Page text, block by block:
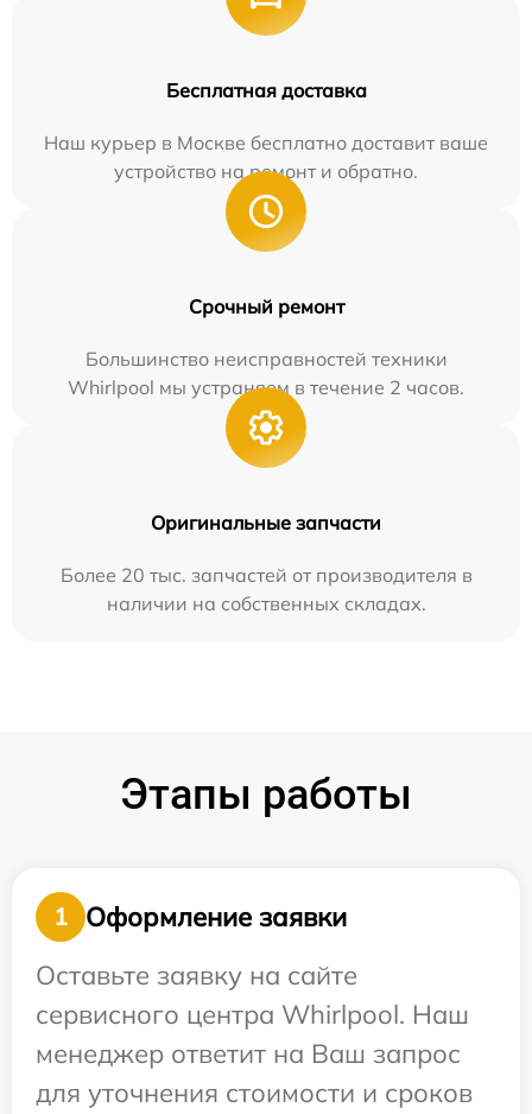
Бесплатная доставка
Наш курьер в Москве бесплатно доставит ваше
устройство на ремонт и обратно.
Срочный ремонт
Большинство неисправностей техники
Whirlpool мы устраняем в течение 2 часов.
Оригинальные запчасти
Более 20 тыс. запчастей от производителя в
наличии на собственных складах.
Этапы работы
1
Оформление заявки
Оставьте заявку на сайте
сервисного центра Whirlpool. Наш
менеджер ответит на Ваш запрос
для уточнения стоимости и сроков